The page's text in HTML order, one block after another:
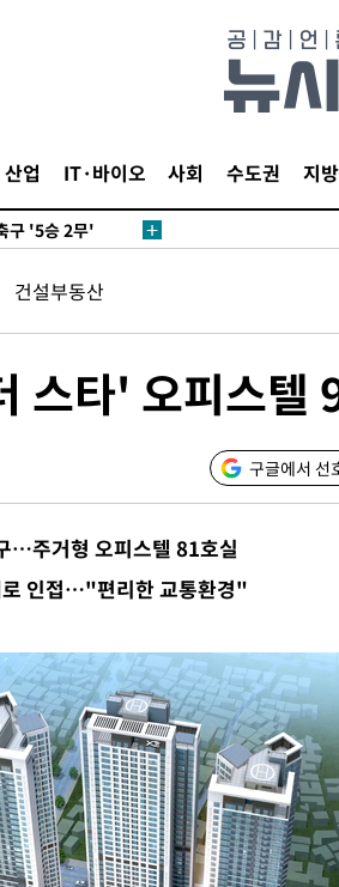
산업 IT·바이오 사회 수도권 지방
특별재난지역
임용…희망지 못
모리 수요 선제 대
구 '5승 2무'
에 마쳐
정본부장 기소
축구협회
대 공대 교수…이병
징계 절차 개시
총액 25.3%↑
운드·남쪽 아웃바
경보로 하향
면 특별재난지역
급 임용…희망지 못
비[내일날씨]
모리 수요 선제 대
란VC 입단
건설부동산
스타' 오피스텔
구글에서 선
…주거형 오피스텔 81호실
로 인접…"편리한 교통환경"